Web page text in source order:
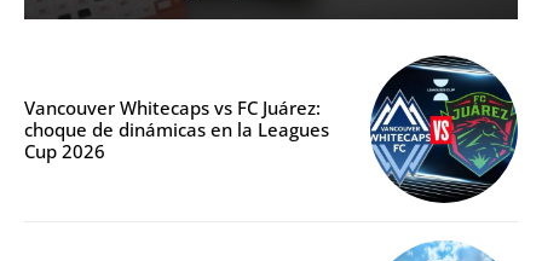
Vancouver Whitecaps vs FC Juárez:
choque de dinámicas en la Leagues
Cup 2026